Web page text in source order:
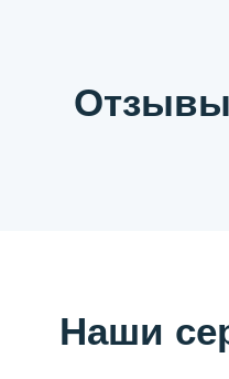
Отзывы
Наши